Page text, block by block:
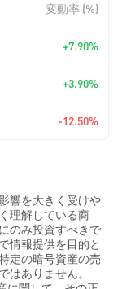
変動率 (%)
+7.90%
+3.90%
-12.50%
響を大きく受けや
理解している商
のみ投資すべきで
情報提供を目的と
定の暗号資産の売
はありません。